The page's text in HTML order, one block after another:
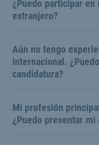
¿Puedo participar
extranjero?
Aún no tengo
internacional.
candidatura?
Mi profesión
¿Puedo presentar mi